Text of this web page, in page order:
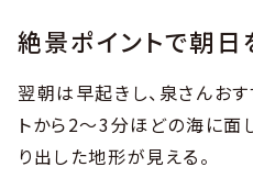
絶景ポイントで朝日
翌朝は早起きし、泉さんお
トから2〜3分ほどの海に面
り出した地形が見える。